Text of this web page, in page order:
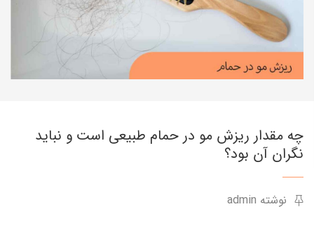
چه مقدار ریزش مو در حمام طبیعی است و نباید
نگران آن بود؟
نوشته admin